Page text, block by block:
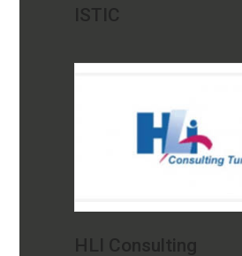
ISTIC
HLI Consulting